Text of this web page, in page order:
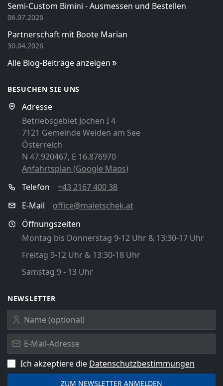
Semi-Custom Bimini - Ausmessen und Bestellen
06.07.2026
Partnerschaft mit Boote Marian
30.04.2026
Alle Blog-Beiträge anzeigen
BESUCHEN SIE UNS
Adresse
Betriebsgebiet Jochen I 4
7121 Gemeinde Weiden am See
Österreich
N 47.920467, E 16.876970
Anfahrtsplan (Google Maps)
Telefon
+43 2167 400 38
E-Mail
office@maletschek.at
Öffnungszeiten
Montag bis Donnerstag 9-12 Uhr & 13:30-17 Uhr
Freitag 9-12 Uhr & 13:30-18 Uhr
Samstag 9 - 13 Uhr
NEWSLETTER
Ich akzeptiere die Datenschutz­bestimmungen